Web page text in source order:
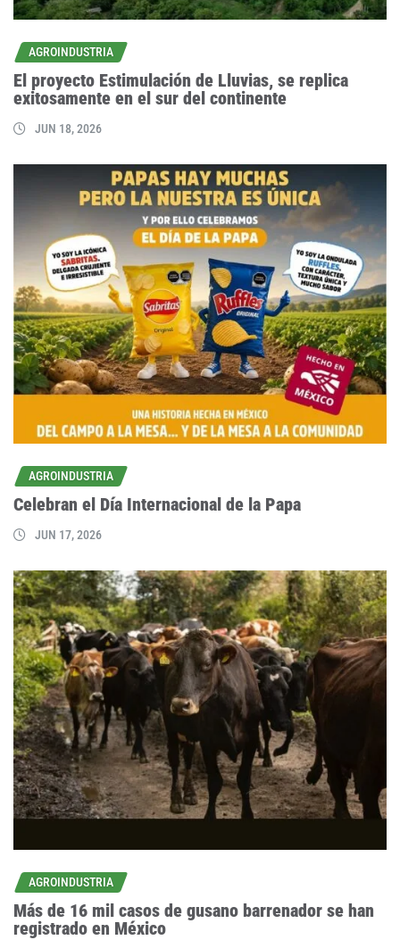
AGROINDUSTRIA
El proyecto Estimulación de Lluvias, se replica
exitosamente en el sur del continente
JUN 18, 2026
AGROINDUSTRIA
Celebran el Día Internacional de la Papa
JUN 17, 2026
AGROINDUSTRIA
Más de 16 mil casos de gusano barrenador se han
registrado en México